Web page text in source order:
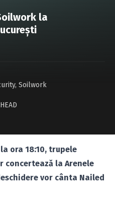
la
, Soilwork
ora 18:10, trupele
concertează la Arenele
vor cânta Nailed